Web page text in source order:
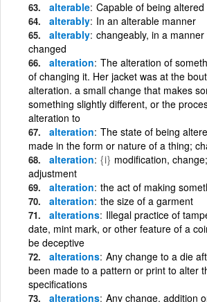
alterable Capable of being altered
alterably In an alterable manner
alterably changeably, in a
changed
alteration The alteration of
of changing it. Her jacket was at the
alteration. a small change that makes
something slightly different, or the
alteration to
alteration The state of being
made in the form or nature of a thing;
alteration {i} modification,
adjustment
alteration the act of making
alteration the size of a garment
alterations Illegal practice of
date, mint mark, or other feature of a
be deceptive
alterations Any change to a die
been made to a pattern or print to alter
specifications
alterations Any change, addition